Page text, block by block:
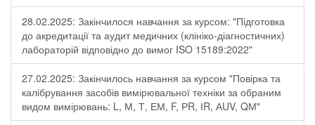
28.02.2025: Закінчилося навчання за курсом: "Підготовка
до акредитації та аудит медичних (клініко-діагностичних)
лабораторій відповідно до вимог ISO 15189:2022"
27.02.2025: Закінчилось навчання за курсом "Повірка та
калібрування засобів вимірювальної техніки за обраним
видом вимірювань: L, М, Т, ЕМ, F, РR, ІR, АUV, QМ"